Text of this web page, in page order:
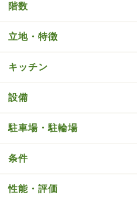
階数
立地・特徴
キッチン
設備
駐車場・駐輪場
条件
性能・評価